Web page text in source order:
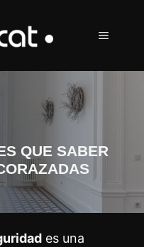
MENÚ
QUE SABER
es una